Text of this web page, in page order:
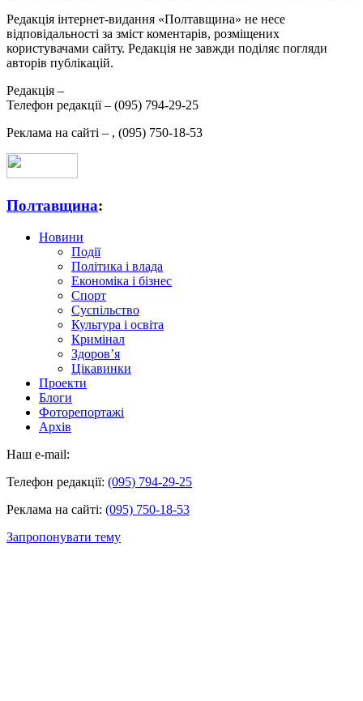
Редакція інтернет-видання «Полтавщина» не несе
відповідальності за зміст коментарів, розміщених
користувачами сайту. Редакція не завжди поділяє погляди
авторів публікацій.
Редакція –
Телефон редакції – (095) 794-29-25
Реклама на сайті – , (095) 750-18-53
Полтавщина:
Новини
Події
Політика і влада
Економіка і бізнес
Спорт
Суспільство
Культура і освіта
Кримінал
Здоров’я
Цікавинки
Проекти
Блоги
Фоторепортажі
Архів
Наш e-mail:
Телефон редакції: (095) 794-29-25
Реклама на сайті: (095) 750-18-53
Запропонувати тему